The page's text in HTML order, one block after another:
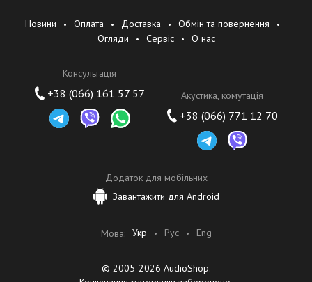
Новини Оплата Доставка
Обмін та повернення
Огляди
Сервіс О нас
Консультація
+38 (066) 161 57 57 Акустика, комутація
+38 (066) 771 12 70
Додаток для мобільних
Завантажити для Android
Мова: Укр Рус Eng
© 2005-2026 AudioShop.